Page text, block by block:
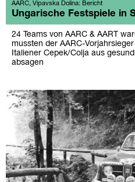
AARC, Vipavska Dolina: Bericht
Ungarische Festspiele in
24 Teams von AARC & AART
mussten der AARC-
Italiener Cepek/Colja aus
absagen